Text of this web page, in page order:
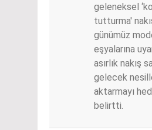
geleneksel
tutturma'
günümüz
eşyalarına
asırlık nakış
gelecek
aktarmayı
belirtti.